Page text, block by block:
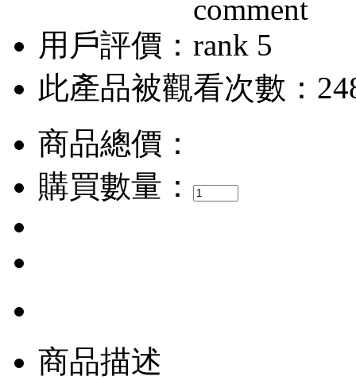
用戶評價：
此產品被觀看次數：
商品總價：
購買數量：
商品描述